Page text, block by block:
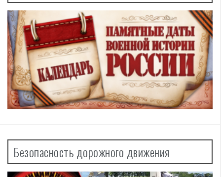
Безопасность дорожного движения